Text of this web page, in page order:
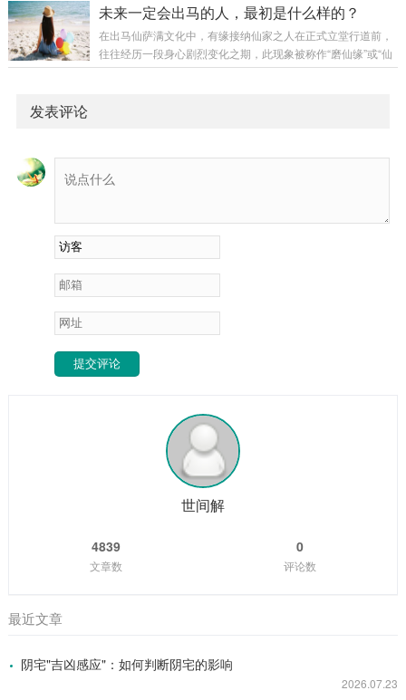
加剧，寻找“有缘师父”的脚步会更匆忙，却...
伤及自身堂口根本。以下依据传统经验，分类阐述：一、被其
者：若仙家仅被他堂临时借用，未受强制拘束，本门弟子常可
通过上方语言沟通或焚香禀明，直接唤回。受制被困者：若仙
未来一定会出马的人，最初是什么样的？
在出马仙萨满文化中，有缘接纳仙家之人在正式立堂行道前，
往往经历一段身心剧烈变化之期，此现象被称作“磨仙缘”或“仙
家磨弟子”。这些征兆虽在玄学体系中有其解释，但弟子当知，
楚深切，此乃仙家催动体内气脉，疏通关窍之过程，意在将凡
身逐步调为可通灵应感之器。2. 窍位开...
发表评论
提交评论
世间解
4839
文章数
0
评论数
最近文章
阴宅"吉凶感应"：如何判断阴宅的影响
2026.07.23